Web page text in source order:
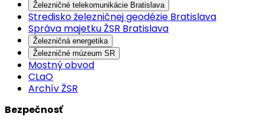
Železničné telekomunikácie Bratislava
Stredisko železničnej geodézie Bratislava
Správa majetku ŽSR Bratislava
Železničná energetika
Železničné múzeum SR
Mostný obvod
CLaO
Archív ŽSR
Bezpečnosť